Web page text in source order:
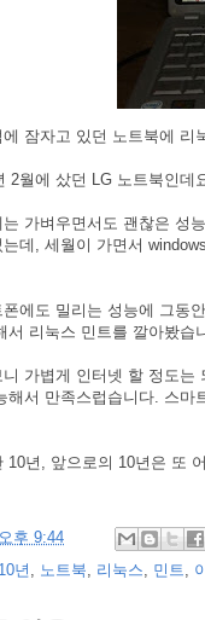
에 잠자고 있던 노트북에 리
2월에 샀던 LG 노트북인데
는 가벼우면서도 괜찮은 성
는데, 세월이 가면서
폰에도 밀리는 성능에 그동
서 리눅스 민트를 깔아봤습
니 가볍게 인터넷 할 정도는
해서 만족스럽습니다. 스마
10년, 앞으로의 10년은 또
오후 9:44
10년 , 노트북, 리눅스, 민트,